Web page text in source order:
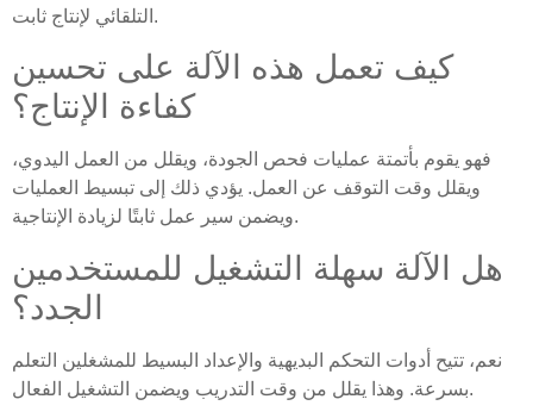
التلقائي لإنتاج ثابت.
كيف تعمل هذه الآلة على تحسين
كفاءة الإنتاج؟
فهو يقوم بأتمتة عمليات فحص الجودة، ويقلل من العمل اليدوي،
ويقلل وقت التوقف عن العمل. يؤدي ذلك إلى تبسيط العمليات
ويضمن سير عمل ثابتًا لزيادة الإنتاجية.
هل الآلة سهلة التشغيل للمستخدمين
الجدد؟
نعم، تتيح أدوات التحكم البديهية والإعداد البسيط للمشغلين التعلم
بسرعة. وهذا يقلل من وقت التدريب ويضمن التشغيل الفعال.